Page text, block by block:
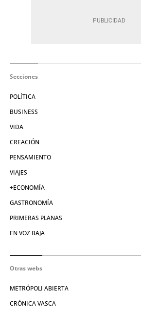
Secciones
POLÍTICA
BUSINESS
VIDA
CREACIÓN
PENSAMIENTO
VIAJES
+ECONOMÍA
GASTRONOMÍA
PRIMERAS PLANAS
EN VOZ BAJA
Otras webs
METRÓPOLI ABIERTA
CRÓNICA VASCA